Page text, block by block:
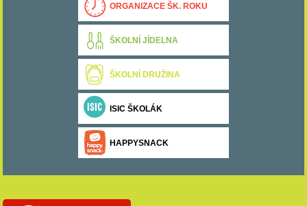
ORGANIZACE ŠK. ROKU
ŠKOLNÍ JÍDELNA
ŠKOLNÍ DRUŽINA
ISIC ŠKOLÁK
HAPPYSNACK